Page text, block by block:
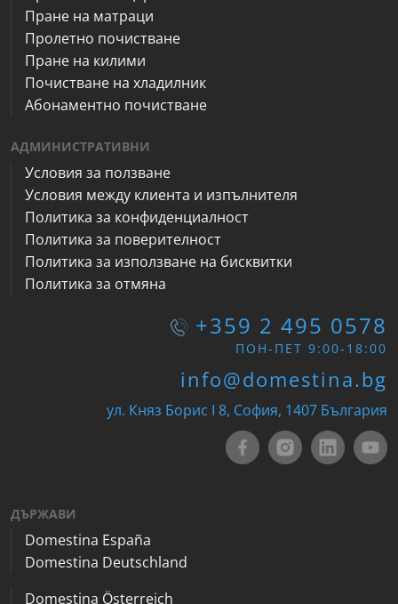
Пране на матраци
Пролетно почистване
Пране на килими
Почистване на хладилник
Абонаментно почистване
АДМИНИСТРАТИВНИ
Условия за ползване
Условия между клиента и изпълнителя
Политика за конфиденциалност
Политика за поверителност
Политика за използване на бисквитки
Политика за отмяна
+359 2 495 0578
ПОН-ПЕТ 9:00-18:00
info@domestina.bg
ул. Княз Борис I 8, София, 1407 България
ДЪРЖАВИ
Domestina España
Domestina Deutschland
Domestina Österreich